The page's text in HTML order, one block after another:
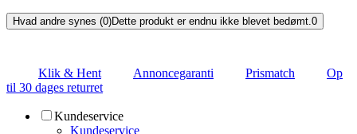
Hvad andre synes (0)Dette produkt er endnu ikke blevet bedømt.0
Klik & Hent Annoncegaranti Prismatch
Op
til 30 dages returret
Kundeservice
Kundeservice